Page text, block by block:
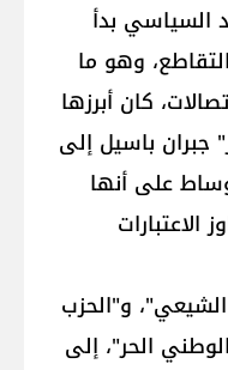
السياسي بدأ
وهو ما
كان أبرزها
جبران باسيل إلى
على أنها
و"الحزب
الحر"، إلى